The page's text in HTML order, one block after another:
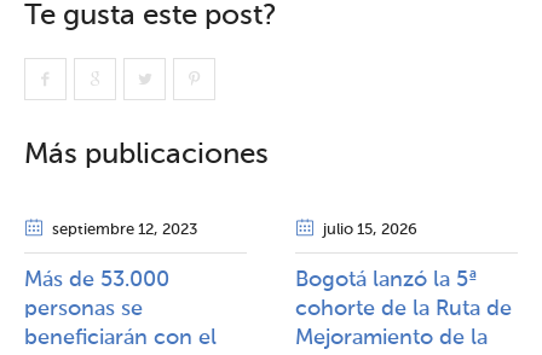
Te gusta este post?
Más publicaciones
septiembre 12, 2023
Más de 53.000
personas se
beneficiarán con el
julio 15, 2026
Bogotá lanzó la 5ª
cohorte de la Ruta de
Mejoramiento de la